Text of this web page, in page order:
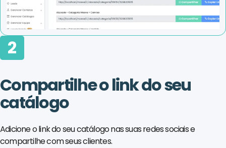
2
Compartilhe o link do seu
catálogo
Adicione o link do seu catálogo nas suas redes sociais e
compartilhe com seus clientes.